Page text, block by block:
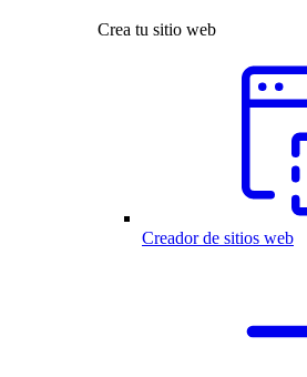
Crea tu sitio web
Creador de sitios web